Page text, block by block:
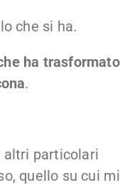
che si ha.
ha trasformato
.
altri particolari
quello su cui mi